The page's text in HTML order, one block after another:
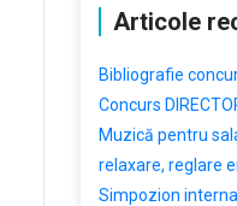
Articole
Bibliografie
Concurs
Muzică pentru
relaxare, reglare
Simpozion